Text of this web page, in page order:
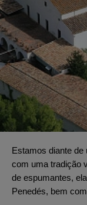
Estamos diante de
com uma tradição
de espumantes,
Penedés, bem